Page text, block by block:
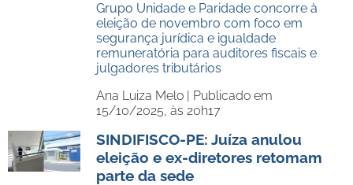
Grupo Unidade e Paridade concorre à
eleição de novembro com foco em
segurança jurídica e igualdade
remuneratória para auditores fiscais e
julgadores tributários
Ana Luiza Melo | Publicado em
15/10/2025, às 20h17
SINDIFISCO-PE: Juíza anulou
eleição e ex-diretores retomam
parte da sede